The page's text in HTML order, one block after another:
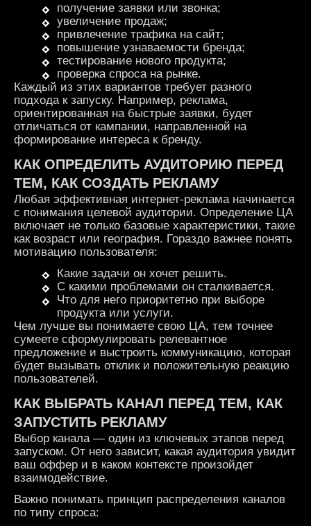
получение заявки или звонка;
увеличение продаж;
привлечение трафика на сайт;
повышение узнаваемости бренда;
тестирование нового продукта;
проверка спроса на рынке.
Каждый из этих вариантов требует разного
подхода к запуску. Например, реклама,
ориентированная на быстрые заявки, будет
отличаться от кампании, направленной на
формирование интереса к бренду.
КАК ОПРЕДЕЛИТЬ АУДИТОРИЮ ПЕРЕД
ТЕМ, КАК СОЗДАТЬ РЕКЛАМУ
Любая эффективная интернет-реклама начинается
с понимания целевой аудитории. Определение ЦА
включает не только базовые характеристики, такие
как возраст или география. Гораздо важнее понять
мотивацию пользователя:
Какие задачи он хочет решить.
С какими проблемами он сталкивается.
Что для него приоритетно при выборе
продукта или услуги.
Чем лучше вы понимаете свою ЦА, тем точнее
сумеете сформулировать релевантное
предложение и выстроить коммуникацию, которая
будет вызывать отклик и положительную реакцию
пользователей.
КАК ВЫБРАТЬ КАНАЛ ПЕРЕД ТЕМ, КАК
ЗАПУСТИТЬ РЕКЛАМУ
Выбор канала — один из ключевых этапов перед
запуском. От него зависит, какая аудитория увидит
ваш оффер и в каком контексте произойдет
взаимодействие.
Важно понимать принцип распределения каналов
по типу спроса: